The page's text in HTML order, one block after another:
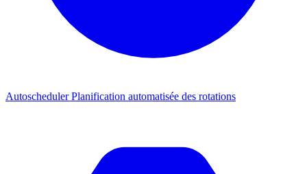
AutoschedulerPlanification automatisée des rotations